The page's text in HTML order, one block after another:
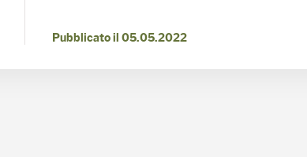
Pubblicato il 05.05.2022